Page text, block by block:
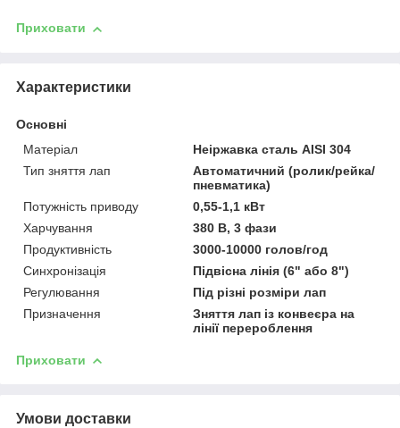
Приховати
Характеристики
Основні
Матеріал
Неіржавка сталь AISI 304
Тип зняття лап
Автоматичний (ролик/рейка/
пневматика)
Потужність приводу
0,55-1,1 кВт
Харчування
380 В, 3 фази
Продуктивність
3000-10000 голов/год
Синхронізація
Підвісна лінія (6" або 8")
Регулювання
Під різні розміри лап
Призначення
Зняття лап із конвеєра на
лінії перероблення
Приховати
Умови доставки